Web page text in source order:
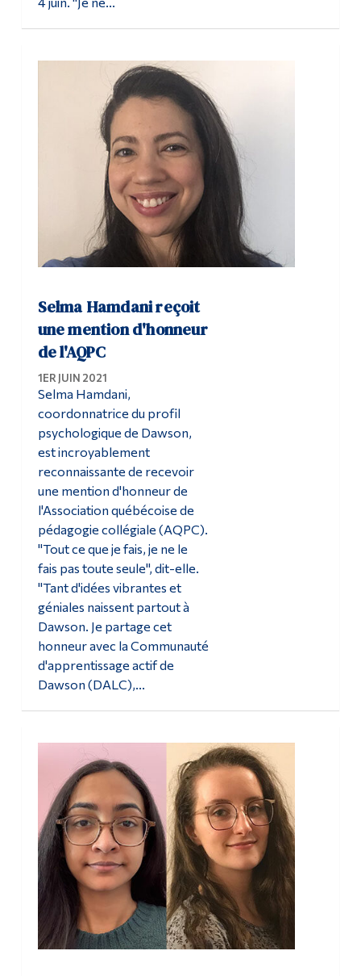
Selma Hamdani reçoit
une mention d'honneur
de l'AQPC
1ER JUIN 2021
Selma Hamdani,
coordonnatrice du profil
psychologique de Dawson,
est incroyablement
reconnaissante de recevoir
une mention d'honneur de
l'Association québécoise de
pédagogie collégiale (AQPC).
"Tout ce que je fais, je ne le
fais pas toute seule", dit-elle.
"Tant d'idées vibrantes et
géniales naissent partout à
Dawson. Je partage cet
honneur avec la Communauté
d'apprentissage actif de
Dawson (DALC),...